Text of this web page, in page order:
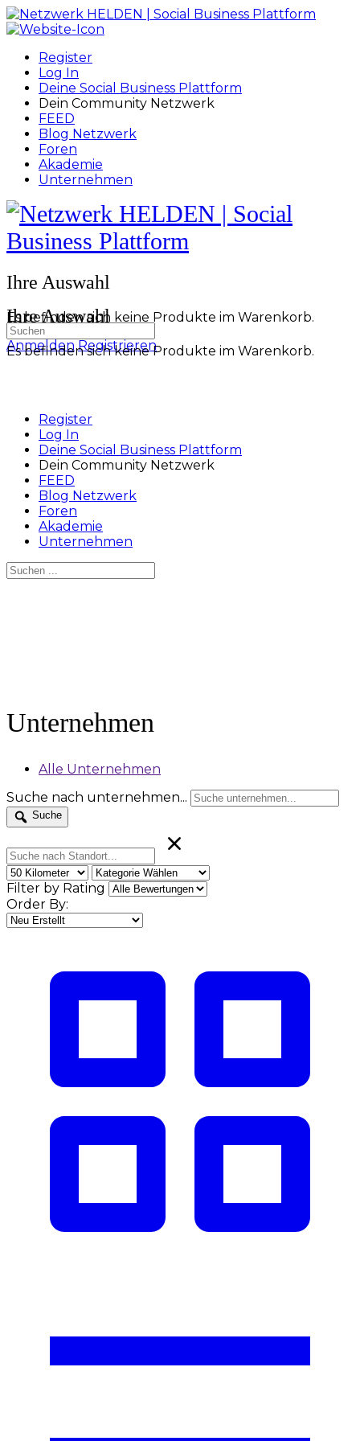
Toggle
Side
Register
Log In
Deine Social Business Plattform
Dein Community Netzwerk
FEED
Blog Netzwerk
Foren
Akademie
Unternehmen
Toggle
Side
Panel
More
options
Ihre Auswahl
Es befinden sich keine Produkte im Warenkorb.
Anmelden Registrieren
Ihre Auswahl
Es befinden sich keine Produkte im Warenkorb.
Suchen
nach:
Register
Log In
Deine Social Business Plattform
Dein Community Netzwerk
FEED
Blog Netzwerk
Foren
Akademie
Unternehmen
Suchen
nach:
Unternehmen
Alle Unternehmen
Suche nach unternehmen...
Suche
Filter by Rating
Order By: